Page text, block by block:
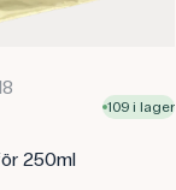
109 i lager
250ml